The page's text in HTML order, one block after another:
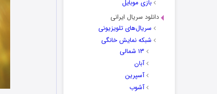
بازی موبایل
دانلود سریال ایرانی
سریال‌های تلویزیونی
شبکه نمایش خانگی
۱۳ شمالی
آبان
آسپرین
آشوب